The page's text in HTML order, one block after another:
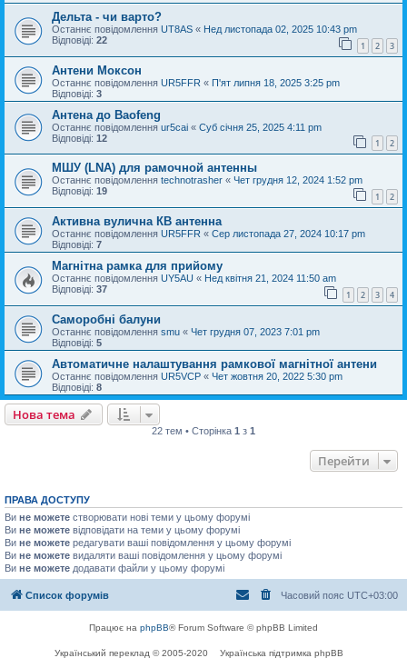
Дельта - чи варто?
Останнє повідомлення UT8AS « Нед листопада 02, 2025 10:43 pm
Відповіді: 22 1 2 3
Антени Моксон
Останнє повідомлення UR5FFR « П'ят липня 18, 2025 3:25 pm
Відповіді: 3
Антена до Baofeng
Останнє повідомлення ur5cai « Суб січня 25, 2025 4:11 pm
Відповіді: 12 1 2
МШУ (LNA) для рамочной антенны
Останнє повідомлення technotrasher « Чет грудня 12, 2024 1:52 pm
Відповіді: 19 1 2
Активна вулична КВ антенна
Останнє повідомлення UR5FFR « Сер листопада 27, 2024 10:17 pm
Відповіді: 7
Магнітна рамка для прийому
Останнє повідомлення UY5AU « Нед квітня 21, 2024 11:50 am
Відповіді: 37 1 2 3 4
Саморобні балуни
Останнє повідомлення smu « Чет грудня 07, 2023 7:01 pm
Відповіді: 5
Автоматичне налаштування рамкової магнітної антени
Останнє повідомлення UR5VCP « Чет жовтня 20, 2022 5:30 pm
Відповіді: 8
Нова тема
22 тем • Сторінка 1 з 1
Перейти
ПРАВА ДОСТУПУ
Ви не можете створювати нові теми у цьому форумі
Ви не можете відповідати на теми у цьому форумі
Ви не можете редагувати ваші повідомлення у цьому форумі
Ви не можете видаляти ваші повідомлення у цьому форумі
Ви не можете додавати файли у цьому форумі
Список форумів Часовий пояс UTC+03:00
Працює на phpBB® Forum Software © phpBB Limited
Український переклад © 2005-2020 Українська підтримка phpBB